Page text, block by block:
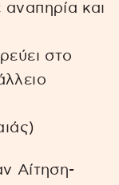
και
στο
Αίτηση-